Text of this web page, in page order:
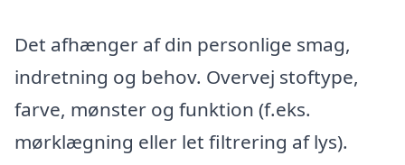
Det afhænger af din personlige smag,
indretning og behov. Overvej stoftype,
farve, mønster og funktion (f.eks.
mørklægning eller let filtrering af lys).